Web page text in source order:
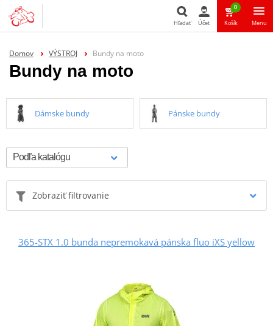
Hľadať Účet
0
Košík Menu
Domov VÝSTROJ Bundy na moto
Bundy na moto
Dámske bundy Pánske bundy
Zobraziť filtrovanie
365-STX 1.0 bunda nepremokavá pánska fluo iXS yellow